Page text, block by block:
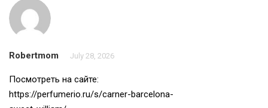
Robertmom July 28, 2026
Посмотреть на сайте:
https://perfumerio.ru/s/carner-barcelona-